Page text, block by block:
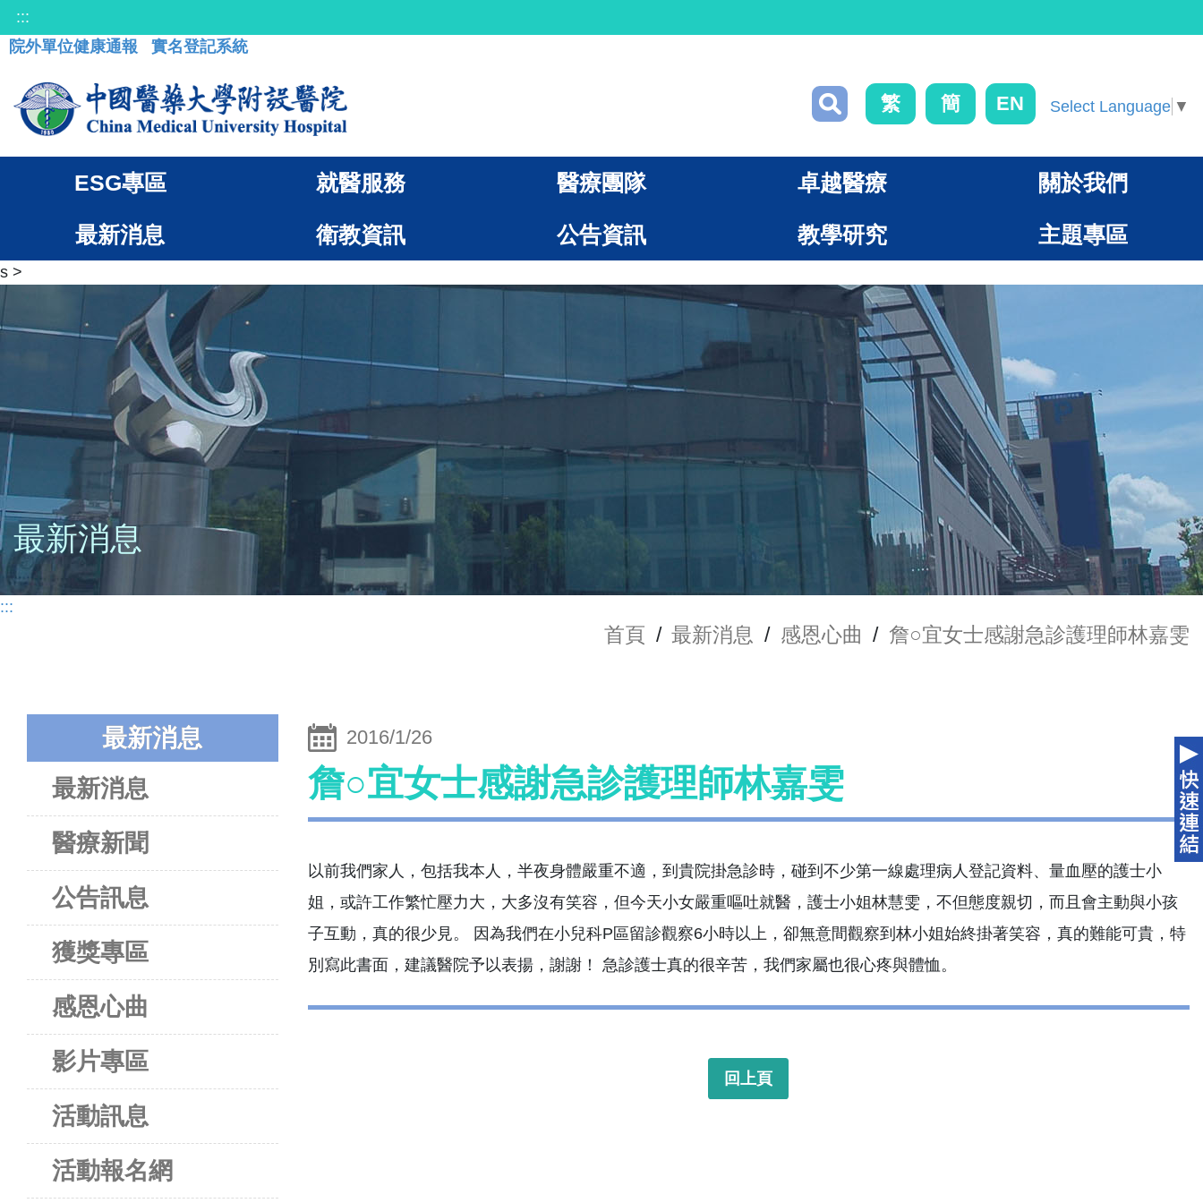
:::
院外單位健康通報
實名登記系統
繁 簡 EN Select Language ▼
ESG專區 就醫服務 醫療團隊 卓越醫療 關於我們
最新消息 衛教資訊 公告資訊 教學研究 主題專區
s >
最新消息
:::
首頁 / 最新消息 / 感恩心曲 / 詹○宜女士感謝急診護理師林嘉雯
最新消息
最新消息
醫療新聞
公告訊息
獲獎專區
感恩心曲
影片專區
活動訊息
活動報名網
2016/1/26
詹○宜女士感謝急診護理師林嘉雯
以前我們家人，包括我本人，半夜身體嚴重不適，到貴院掛急診時，碰到不少第一線處理病人登記資料、量血壓的護士小
姐，或許工作繁忙壓力大，大多沒有笑容，但今天小女嚴重嘔吐就醫，護士小姐林慧雯，不但態度親切，而且會主動與小孩
子互動，真的很少見。 因為我們在小兒科P區留診觀察6小時以上，卻無意間觀察到林小姐始終掛著笑容，真的難能可貴，特
別寫此書面，建議醫院予以表揚，謝謝！ 急診護士真的很辛苦，我們家屬也很心疼與體恤。
回上頁